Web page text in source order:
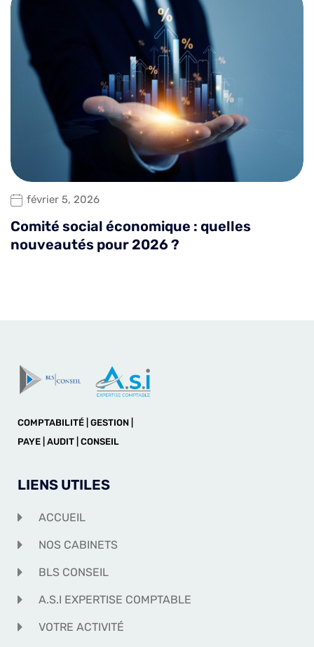
février 5, 2026
Comité social économique : quelles
nouveautés pour 2026 ?
COMPTABILITÉ | GESTION |
PAYE | AUDIT | CONSEIL
LIENS UTILES
ACCUEIL
NOS CABINETS
BLS CONSEIL
A.S.I EXPERTISE COMPTABLE
VOTRE ACTIVITÉ